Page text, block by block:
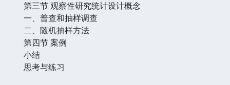
第三节 观察性研究统计设计概念
一、普查和抽样调查
二、随机抽样方法
第四节 案例
小结
思考与练习